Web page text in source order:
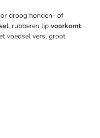
droog honden- of
, rubberen lipvoorkomt
voedsel vers, groot